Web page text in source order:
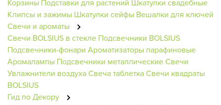
Корзины Подставки для растений Шкатулки свадебные
Клипсы и зажимы Шкатулки сейфы Вешалки для ключей
Свечи и ароматы
Свечи BOLSIUS в стекле Подсвечники BOLSIUS
Подсвечники-фонари Ароматизаторы парафиновые
Аромалампы Подсвечники металлическиеСвечи
Увлажнители воздухаСвеча таблеткаСвечи квадраты
BOLSIUS
Гид по Декору